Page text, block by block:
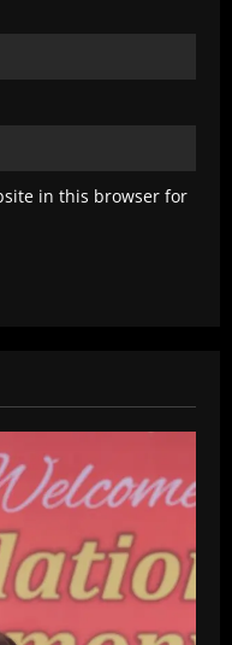
in this browser for